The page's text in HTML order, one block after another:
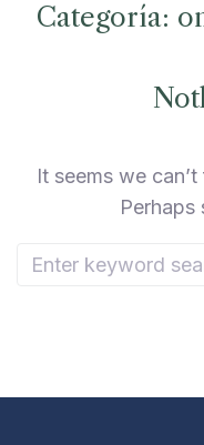
Categoría:
It seems we
Perhaps